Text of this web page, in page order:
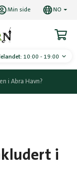
10:00 - 19:00
Min side NO
i Abra Havn?
i